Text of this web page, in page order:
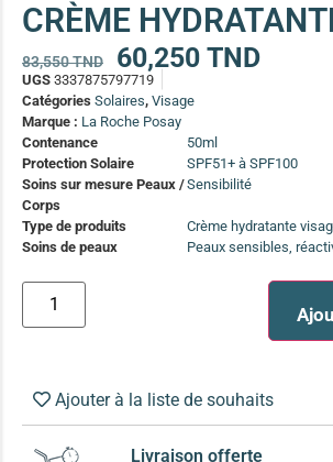
(13)
Soin anti-pelliculaire(12)
Soin pointes cassantes et fourchues
Soins Solaires Ciblés
Pour chaque type de peau, une solution
Soins cibés adultes(67)
Soins ciblé bébé (0-5 ans)(4)
CRÈME
83,550TND 60,250 TND
UGS 3337875797719
Catégories Solaires, Visage
Marque : La Roche Posay
Contenance
50ml
Protection Solaire
SPF51+ à SPF100
Soins sur mesure Peaux /
Corps
Sensibilité
Type de produits
Crème hydratante
Soins de peaux
Peaux sensibles,
Ajouter à la liste de souhaits
Livraison offerte